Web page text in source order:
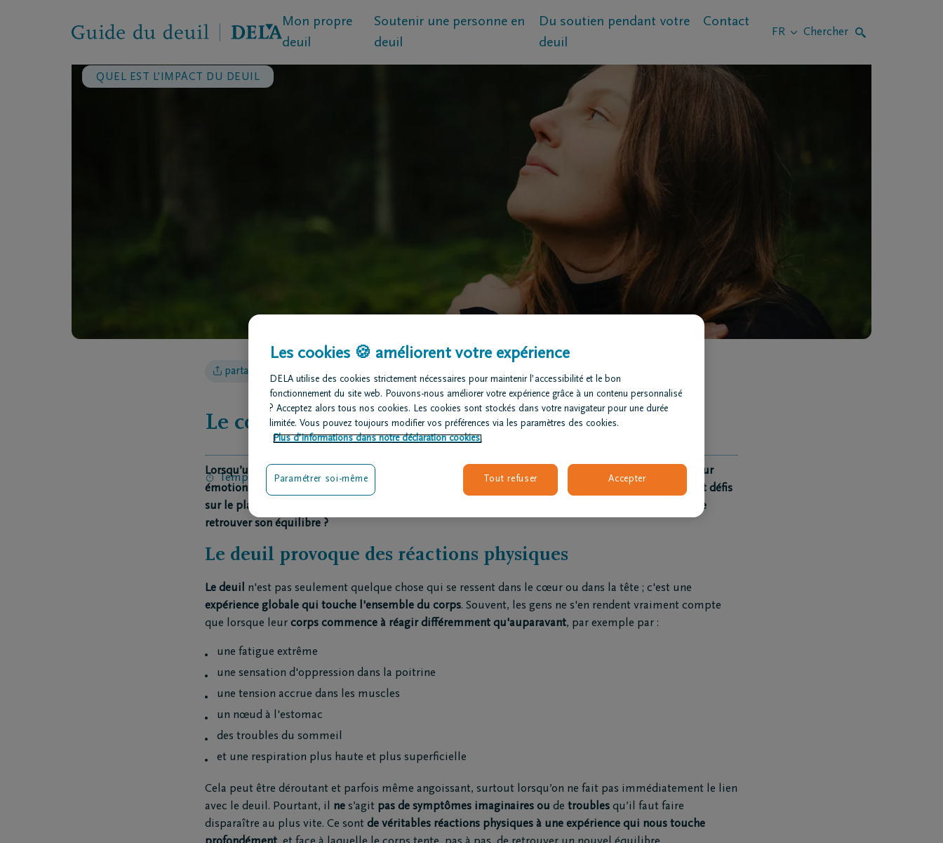
Mon propre
deuil
Soutenir une personne en
deuil
Du soutien pendant votre
deuil
Contact
Circonstances du décès Qu’est-ce qui peut aider ?
Chercher
FR
Chercher
Accueil Mon propre deuil Quel-est-l-impact-du-deuil Le corps en deuil
QUEL EST L’IMPACT DU DEUIL
partager l'article
Le corps en deuil
Temps de lecture: 4 min
Lorsqu’une personne subit une perte douloureuse, l’attention se porte souvent d’abord sur la douleur
émotionnelle. Pourtant, de nombreux proches remarquent également de nombreux changements et défis
sur le plan physique. Que se passe-t-il en coulisses dans le corps en deuil ? Et comment tente-t-il de
retrouver son équilibre ?
Le deuil provoque des réactions physiques
Le deuil n'est pas seulement quelque chose qui se ressent dans le cœur ou dans la tête ; c'est une
expérience globale qui touche l'ensemble du corps. Souvent, les gens ne s'en rendent vraiment compte
que lorsque leur corps commence à réagir différemment qu'auparavant, par exemple par :
une fatigue extrême
une sensation d'oppression dans la poitrine
une tension accrue dans les muscles
un nœud à l'estomac
des troubles du sommeil
et une respiration plus haute et plus superficielle
Cela peut être déroutant et parfois même angoissant, surtout lorsqu’on ne fait pas immédiatement le lien
avec le deuil. Pourtant, il ne s’agit pas de symptômes imaginaires ou de troubles qu’il faut faire
disparaître au plus vite. Ce sont de véritables réactions physiques à une expérience qui nous touche
Les cookies 🍪 améliorent votre expérience
DELA utilise des cookies strictement nécessaires pour maintenir l’accessibilité et le bon
fonctionnement du site web. Pouvons-nous améliorer votre expérience grâce à un contenu personnalisé
? Acceptez alors tous nos cookies. Les cookies sont stockés dans votre navigateur pour une durée
limitée. Vous pouvez toujours modifier vos préférences via les paramètres des cookies.
Plus d’informations dans notre déclaration cookies.
Tout refuser Accepter
Paramétrer soi-même